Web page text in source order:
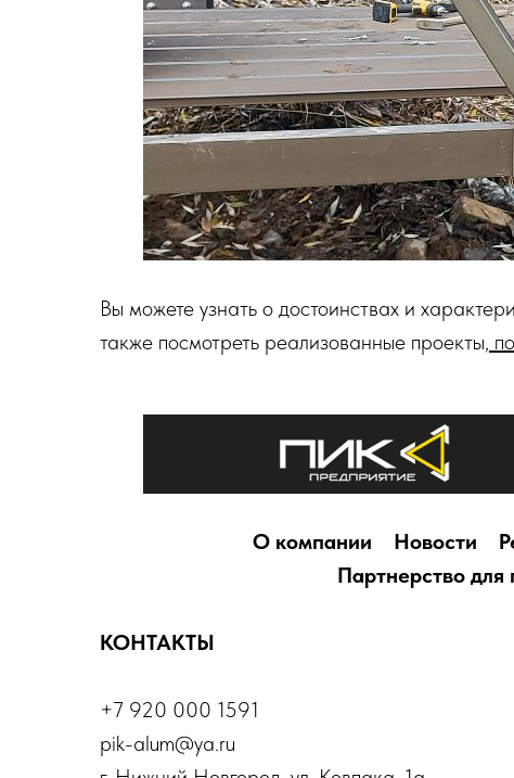
Вы можете узнать о достоинствах и
также посмотреть реализованные проекты,
О компании Новости
Партнерство
КОНТАКТЫ
+7 920 000 1591
pik-alum@ya.ru